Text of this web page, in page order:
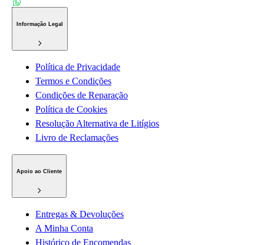
Informação Legal
Política de Privacidade
Termos e Condições
Condições de Reparação
Política de Cookies
Resolução Alternativa de Litígios
Livro de Reclamações
Apoio ao Cliente
Entregas & Devoluções
A Minha Conta
Histórico de Encomendas